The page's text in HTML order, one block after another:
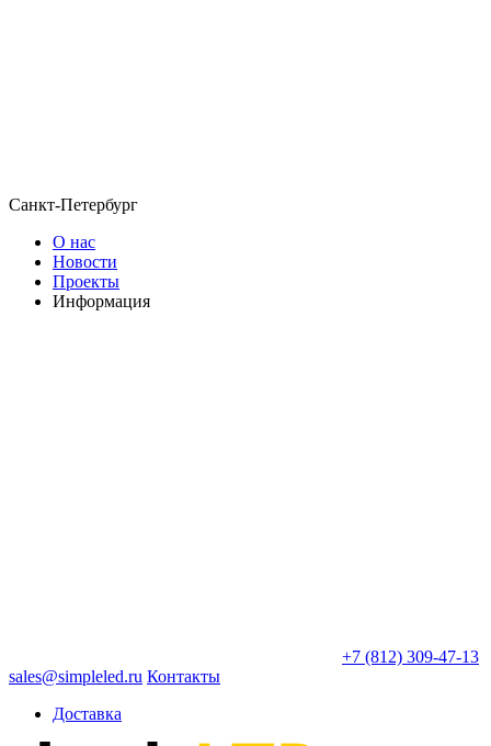
Санкт-Петербург
О нас
Новости
Проекты
Информация
+7 (812) 309-47-13
sales@simpleled.ru Контакты
Доставка